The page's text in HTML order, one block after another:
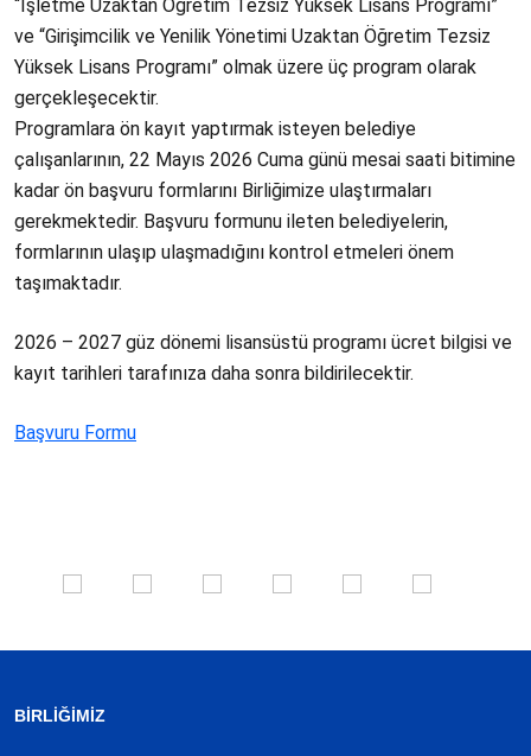
“İşletme Uzaktan Öğretim Tezsiz Yüksek Lisans Programı”
ve “Girişimcilik ve Yenilik Yönetimi Uzaktan Öğretim Tezsiz
Yüksek Lisans Programı” olmak üzere üç program olarak
gerçekleşecektir.
Programlara ön kayıt yaptırmak isteyen belediye
çalışanlarının, 22 Mayıs 2026 Cuma günü mesai saati bitimine
kadar ön başvuru formlarını Birliğimize ulaştırmaları
gerekmektedir. Başvuru formunu ileten belediyelerin,
formlarının ulaşıp ulaşmadığını kontrol etmeleri önem
taşımaktadır.
2026 – 2027 güz dönemi lisansüstü programı ücret bilgisi ve
kayıt tarihleri tarafınıza daha sonra bildirilecektir.
Başvuru Formu
BİRLİĞİMİZ